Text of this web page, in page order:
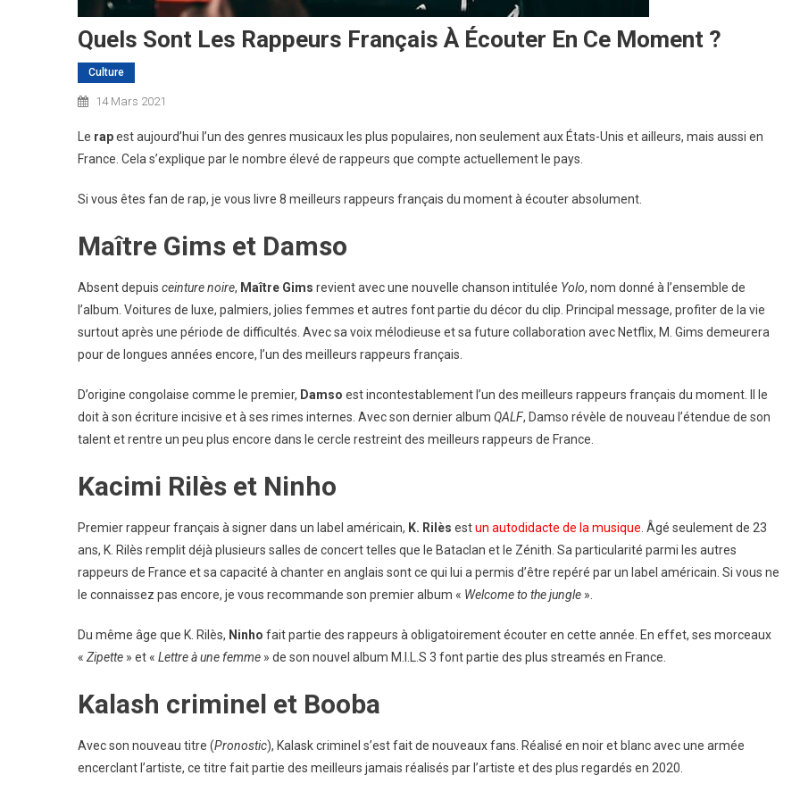
Quels Sont Les Rappeurs Français À Écouter En Ce Moment ?
Culture
14 Mars 2021
Le rapest aujourd’hui l’un des genres musicaux les plus populaires, non seulement aux États-Unis et ailleurs, mais aussi en
France. Cela s’explique par le nombre élevé de rappeurs que compte actuellement le pays.
Si vous êtes fan de rap, je vous livre 8 meilleurs rappeurs français du moment à écouter absolument.
Maître Gims et Damso
Absent depuis ceinture noire, Maître Gims revient avec une nouvelle chanson intitulée Yolo, nom donné à l’ensemble de
l’album. Voitures de luxe, palmiers, jolies femmes et autres font partie du décor du clip. Principal message, profiter de la vie
surtout après une période de difficultés. Avec sa voix mélodieuse et sa future collaboration avec Netflix, M. Gims demeurera
pour de longues années encore, l’un des meilleurs rappeurs français.
D’origine congolaise comme le premier, Damso est incontestablement l’un des meilleurs rappeurs français du moment. Il le
doit à son écriture incisive et à ses rimes internes. Avec son dernier album QALF, Damso révèle de nouveau l’étendue de son
talent et rentre un peu plus encore dans le cercle restreint des meilleurs rappeurs de France.
Kacimi Rilès et Ninho
Premier rappeur français à signer dans un label américain, K. Rilès estun autodidacte de la musique . Âgé seulement de 23
ans, K. Rilès remplit déjà plusieurs salles de concert telles que le Bataclan et le Zénith. Sa particularité parmi les autres
rappeurs de France et sa capacité à chanter en anglais sont ce qui lui a permis d’être repéré par un label américain. Si vous ne
le connaissez pas encore, je vous recommande son premier album « Welcome to the jungle ».
Du même âge que K. Rilès, Ninho fait partie des rappeurs à obligatoirement écouter en cette année. En effet, ses morceaux
« Zipette » et « Lettre à une femme » de son nouvel album M.I.L.S 3 font partie des plus streamés en France.
Kalash criminel et Booba
Avec son nouveau titre (Pronostic), Kalask criminel s’est fait de nouveaux fans. Réalisé en noir et blanc avec une armée
encerclant l’artiste, ce titre fait partie des meilleurs jamais réalisés par l’artiste et des plus regardés en 2020.